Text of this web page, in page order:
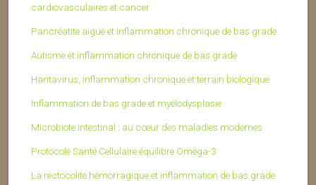
cardiovasculaires et cancer
Pancréatite aiguë et inflammation chronique de bas grade
Autisme et inflammation chronique de bas grade
Hantavirus, inflammation chronique et terrain biologique
Inflammation de bas grade et myélodysplasie
Microbiote intestinal : au cœur des maladies modernes
Protocole Santé Cellulaire équilibre Oméga-3
La rectocolite hémorragique et inflammation de bas grade